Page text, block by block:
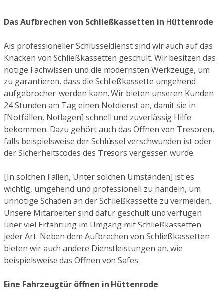
Das Aufbrechen von Schließkassetten in Hüttenrode
Als professioneller Schlüsseldienst sind wir auch auf das
Knacken von Schließkassetten geschult. Wir besitzen das
nötige Fachwissen und die modernsten Werkzeuge, um
zu garantieren, dass die Schließkassette umgehend
aufgebrochen werden kann. Wir bieten unseren Kunden
24 Stunden am Tag einen Notdienst an, damit sie in
[Notfällen, Notlagen] schnell und zuverlässig Hilfe
bekommen. Dazu gehört auch das Öffnen von Tresoren,
falls beispielsweise der Schlüssel verschwunden ist oder
der Sicherheitscodes des Tresors vergessen wurde.
[In solchen Fällen, Unter solchen Umständen] ist es
wichtig, umgehend und professionell zu handeln, um
unnötige Schäden an der Schließkassette zu vermeiden.
Unsere Mitarbeiter sind dafür geschult und verfügen
über viel Erfahrung im Umgang mit Schließkassetten
jeder Art. Neben dem Aufbrechen von Schließkassetten
bieten wir auch andere Dienstleistungen an, wie
beispielsweise das Öffnen von Safes.
Eine Fahrzeugtür öffnen in Hüttenrode